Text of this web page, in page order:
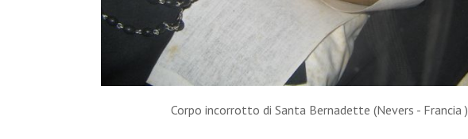
Corpo incorrotto di Santa Bernadette (Nevers - Francia )